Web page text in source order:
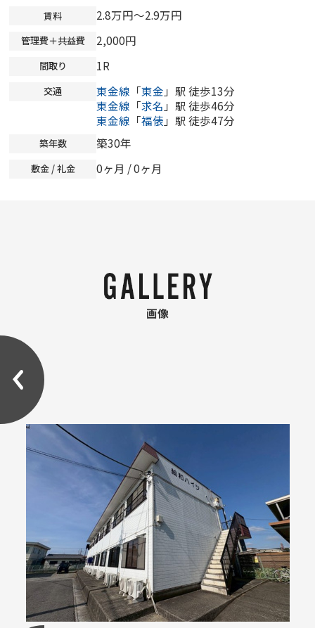
賃料 2.8万円～2.9万円
管理費＋共益費 2,000円
間取り 1R
交通 東金線 「東金 」駅 徒歩13分
東金線 「求名 」駅 徒歩46分
東金線 「福俵 」駅 徒歩47分
築年数 築30年
敷金 / 礼金 0ヶ月 /0ヶ月
画像